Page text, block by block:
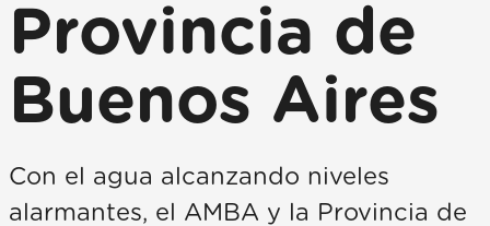
Provincia de
Buenos Aires
Con el agua alcanzando niveles
alarmantes, el AMBA y la Provincia de